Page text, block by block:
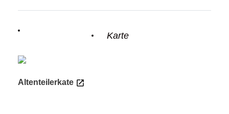
Karte
Altenteilerkate